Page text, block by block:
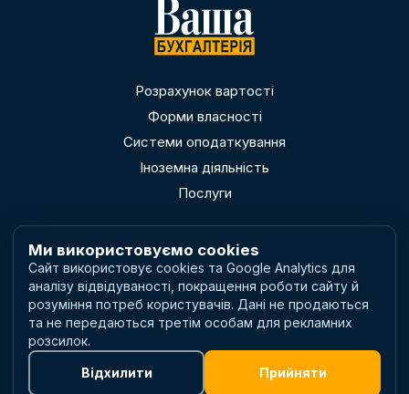
Розрахунок вартості
Форми власності
Системи оподаткування
Іноземна діяльність
Послуги
Політика приватності
Умови використання
Ми використовуємо cookies
Сайт використовує cookies та Google Analytics для
аналізу відвідуваності, покращення роботи сайту й
розуміння потреб користувачів. Дані не продаються
та не передаються третім особам для рекламних
розсилок.
Відхилити Прийняти